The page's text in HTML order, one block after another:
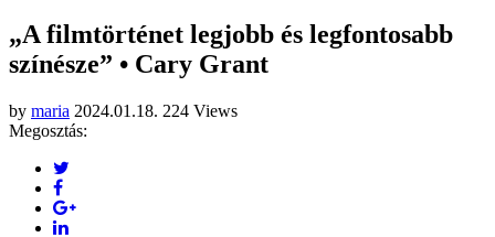
„A filmtörténet legjobb és legfontosabb
színésze” • Cary Grant
by maria 2024.01.18. 224 Views
Megosztás: